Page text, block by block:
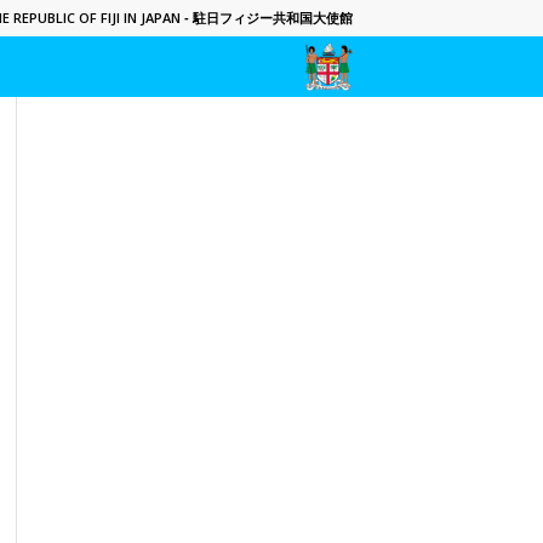
REPUBLIC OF FIJI IN JAPAN - 駐日フィジー共和国大使館